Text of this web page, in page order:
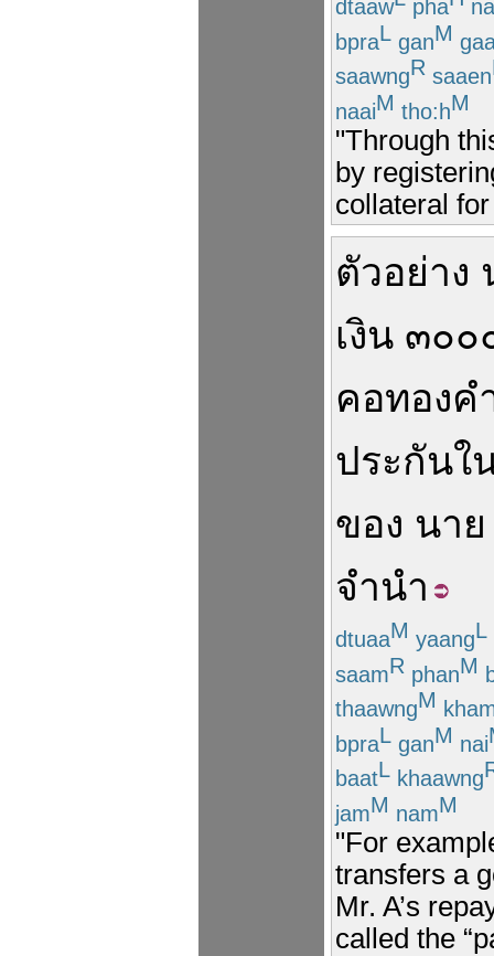
dtaaw pha
bpraL ganM
saawngR saaen
naaiM tho:hM
"Through
by
collateral
ตัวอย่าง
เงิน ๓๐๐
คอทองค
ประกันใ
ของ นาย
จำนำ
dtuaaM yaangL
saamR phanM
thaawngM
bpraL ganM nai
baatL khaawng
jamM namM
"For
transfers a
Mr. A’s
called the